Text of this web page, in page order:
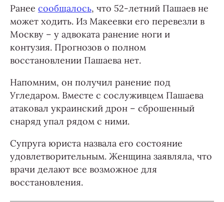
Ранее сообщалось, что 52-летний Пашаев не
может ходить. Из Макеевки его перевезли в
Москву – у адвоката ранение ноги и
контузия. Прогнозов о полном
восстановлении Пашаева нет.
Напомним, он получил ранение под
Угледаром. Вместе с сослуживцем Пашаева
атаковал украинский дрон – сброшенный
снаряд упал рядом с ними.
Супруга юриста назвала его состояние
удовлетворительным. Женщина заявляла, что
врачи делают все возможное для
восстановления.